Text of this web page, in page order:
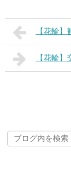
【花輪
【花輪